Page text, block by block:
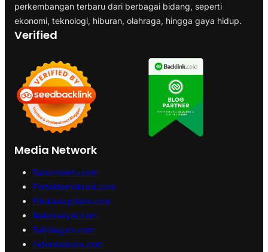
perkembangan terbaru dari berbagai bidang, seperti
ekonomi, teknologi, hiburan, olahraga, hingga gaya hidup.
Verified
Media Network
Radarwaktu.com
Portaldemokrasi.com
Edukasiupdate.com
Nalarrakyat.com
Sabdaguru.com
Indonesiavox.com